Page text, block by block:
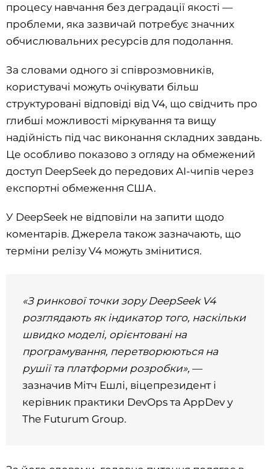
процесу навчання без деградації якості —
проблеми, яка зазвичай потребує значних
обчислювальних ресурсів для подолання.
За словами одного зі співрозмовників,
користувачі можуть очікувати більш
структуровані відповіді від V4, що свідчить про
глибші можливості міркування та вищу
надійність під час виконання складних завдань.
Це особливо показово з огляду на обмежений
доступ DeepSeek до передових AI-чипів через
експортні обмеження США.
У DeepSeek не відповіли на запити щодо
коментарів. Джерела також зазначають, що
терміни релізу V4 можуть змінитися.
«З ринкової точки зору DeepSeek V4
розглядають як індикатор того, наскільки
швидко моделі, орієнтовані на
програмування, перетворюються на
рушії та платформи розробки», —
зазначив Мітч Ешлі, віцепрезидент і
керівник практики DevOps та AppDev у
The Futurum Group.